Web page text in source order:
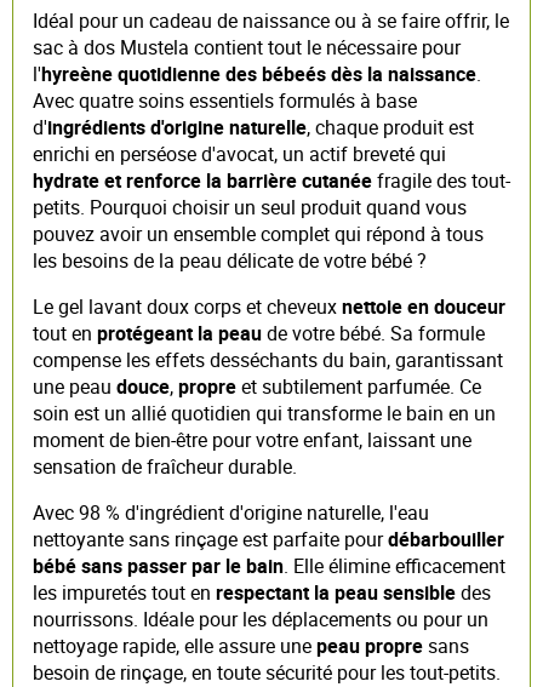
Idéal pour un cadeau de naissance ou à se faire offrir, le
sac à dos Mustela contient tout le nécessaire pour
l'hyreène quotidienne des bébeés dès la naissance.
Avec quatre soins essentiels formulés à base
d'ingrédients d'origine naturelle, chaque produit est
enrichi en perséose d'avocat, un actif breveté qui
hydrate et renforce la barrière cutanéefragile des tout-
petits. Pourquoi choisir un seul produit quand vous
pouvez avoir un ensemble complet qui répond à tous
les besoins de la peau délicate de votre bébé ?
Le gel lavant doux corps et cheveuxnettoie en douceur
tout en protégeant la peaude votre bébé. Sa formule
compense les effets desséchants du bain, garantissant
une peau douce,propreet subtilement parfumée. Ce
soin est un allié quotidien qui transforme le bain en un
moment de bien-être pour votre enfant, laissant une
sensation de fraîcheur durable.
Avec 98 % d'ingrédient d'origine naturelle, l'eau
nettoyante sans rinçage est parfaite pourdébarbouiller
bébé sans passer par le bain. Elle élimine efficacement
les impuretés tout en respectant la peau sensibledes
nourrissons. Idéale pour les déplacements ou pour un
nettoyage rapide, elle assure unepeau propresans
besoin de rinçage, en toute sécurité pour les tout-petits.